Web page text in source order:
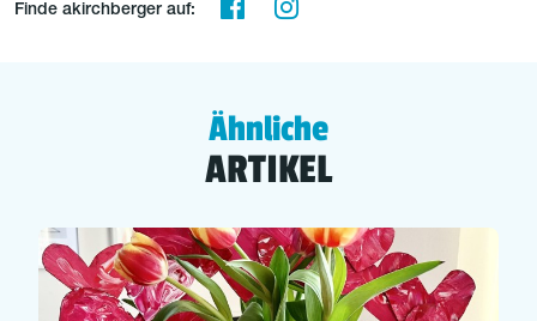
Finde akirchberger auf:
Ähnliche
ARTIKEL